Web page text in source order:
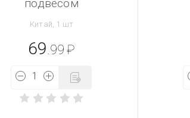
подвесом
Китай, 1 шт
69 .99 ₽